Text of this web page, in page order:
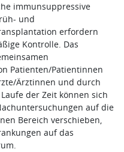
immunsuppressive
und
erfordern
Kontrolle. Das
Patienten/Patientinnen
Ärztinnen und durch
der Zeit können sich
auf die
Bereich verschieben,
auf das